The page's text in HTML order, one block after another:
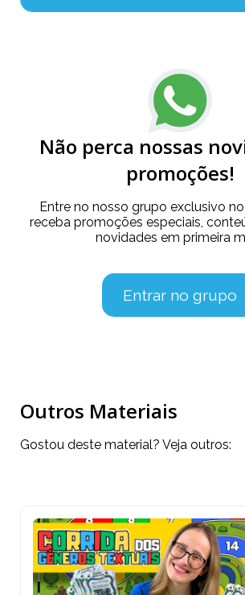
Não perca nossas
promoções!
Entre no nosso grupo exclusivo
receba promoções especiais,
novidades em primeira
Entrar no grupo
Outros Materiais
Gostou deste material? Veja outros: